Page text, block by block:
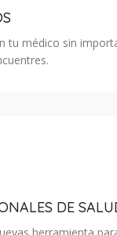
tu médico sin
DE